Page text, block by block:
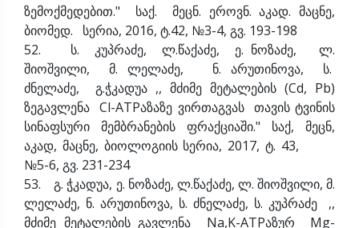
ზემოქმედებით." საქ. მეცნ. ეროვნ. აკად. მაცნე,
ბიომედ. სერია, 2016, ტ.42, №3-4, გვ. 193-198
52. ს. კუპრაძე, ლ.წაქაძე, ე. ნოზაძე, ლ.
შიოშვილი, მ. ლელაძე, ნ. არუთინოვა, ს.
ძნელაძე, გ.ჭკადუა ,, მძიმე მეტალების (Cd, Pb)
ზეგავლენა Cl-ATPაზაზე ვირთაგვას თავის ტვინის
სინაფსური მემბრანების ფრაქციაში." საქ, მეცნ,
აკად, მაცნე, ბიოლოგიის სერია, 2017, ტ. 43,
№5-6, გვ. 231-234
53. გ. ჭკადუა, ე. ნოზაძე, ლ.წაქაძე, ლ. შიოშვილი, მ.
ლელაძე, ნ. არუთინოვა, ს. ძნელაძე, ს. კუპრაძე ,,
მძიმე მეტალების გავლენა Na,K-ATPაზურ Mg-